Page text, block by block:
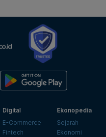
Digital
E-Commerce
Fintech
Ekonopedia
Sejarah
Ekonomi